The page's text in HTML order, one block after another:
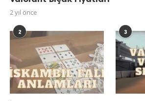
2 yıl önce
2 3